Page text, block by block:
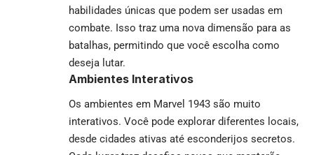
habilidades únicas que podem ser usadas em
combate. Isso traz uma nova dimensão para as
batalhas, permitindo que você escolha como
deseja lutar.
Ambientes Interativos
Os ambientes em Marvel 1943 são muito
interativos. Você pode explorar diferentes locais,
desde cidades ativas até esconderijos secretos.